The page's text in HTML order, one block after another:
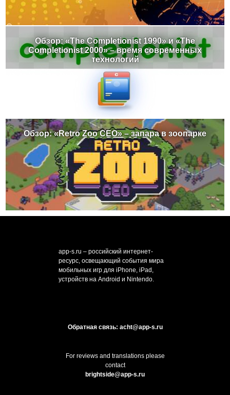
Обзор: «The Completionist 1990» и «The
Completionist 2000» – время современных
технологий
Обзор: «Retro Zoo CEO» – запара в зоопарке
app-s.ru – российский интернет-
ресурс, освещающий события мира
мобильных игр для iPhone, iPad,
устройств на Android и Nintendo.
Обратная связь: acht@app-s.ru
For reviews and translations please
contact
brightside@app-s.ru